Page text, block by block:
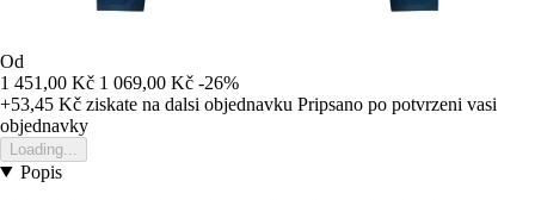
Od
1 451,00 Kč 1 069,00 Kč -26%
+53,45 Kč ziskate na dalsi objednavku Pripsano po potvrzeni vasi
objednavky
Loading...
Popis